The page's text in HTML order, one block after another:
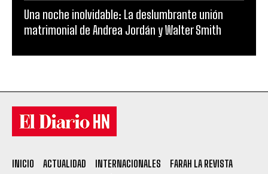
Una noche inolvidable: La deslumbrante unión
matrimonial de Andrea Jordán y Walter Smith
INICIO ACTUALIDAD INTERNACIONALES
FARAH LA REVISTA